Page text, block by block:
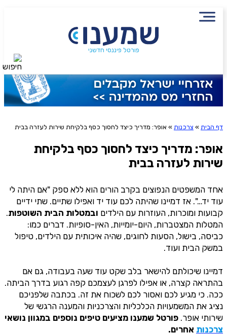
פורטל פיננסי חדשני
דף הבית » צרכנות » אופר: מדריך כיצד לחסוך כסף בלקיחת שירות לעזרה בבית
אופר: מדריך כיצד לחסוך כסף בלקיחת
שירות לעזרה בבית
אחד המשפטים הנפוצים בקרב הורים הוא ללא ספק "אם היתה לי
עוד יד…". אז דמיינו שהיתה לכם עוד יד ואפילו שתיים. שתי ידיים
קבועות ומוכרות, העוזרות עם הילדים ובמטלות הבית השוטפות.
המטלות המצטברות, היום-יומייות, האין-סופיות. דברים כמו:
כביסה, בישול, הסעות לחוגים, שהיה איכותית עם הילדים, טיפול
במשק הבית ועוד.
דמיינו שיכולתם להישאר בלב שקט עוד שעה בעבודה, גם אם
בהתראה קצרה, או אפילו לפרגן לעצמכם קפה רגוע בדרך הביתה.
ככה. כי מגיע לכם ואסור לכם לשכוח את זה. בכתבה שלפניכם
נציג את המשמעויות הכלכליות והצרכניות והמענה הרגשי של
שירותי אופר. פורטל שמענו מציעים טיפים נוספים במגוון נושאי
צרכנות אחרים.
הירשמו לניוזלטר שמענו ותיהנו
אני מסכימ/ה לקבלת תוכן, דברי פרסומת או עדכונים
מהחברה או מצדדים שלישיים הדוא"ל, מסרונים או טלפון
שכר ב-6 השנים האחרונות
שילמת מס הכנסה ב-6 השנים האחרונות?
משכת כספים מקרן פנסיה, גמל או השתלמות?
אני מאשר שקראתי את תנאי השימוש והפרטיות ואני מסכים להם, וכי
פרטיי ישמש לקבלת פניות, הצעות שיווקיות מאיתנו או מצדדים שלישיים, לרבות
בנוגע לתוכניות ביטוח או מוצרים פנסיוניים
מסכימ/ה לקבלת תוכן, דברי פרסומת או עדכונים מהחברה באמצעות
דוא"ל, SMS או טלפון
חיפוש